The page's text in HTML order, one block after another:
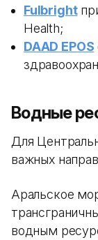
Fulbright
Health;
DAAD EPOS
Водные
Для
важных
Аральское
водным